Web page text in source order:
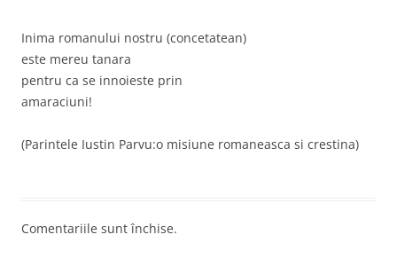
Inima romanului nostru (concetatean)
este mereu tanara
pentru ca se innoieste prin
amaraciuni!
(Parintele Iustin Parvu:o misiune romaneasca si crestina)
Comentariile sunt închise.